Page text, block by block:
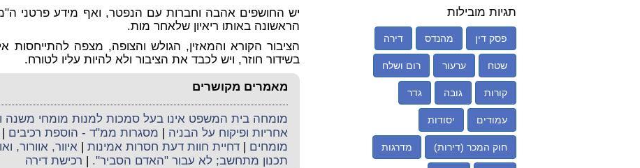
יש החושפים אהבה וחברות עם הנפטר, ואף מידע פרטני
הראשונה באותו ריאיון שלאחר מות.
הציבור הקורא והמאזין, הגולש והצופה, מצפה
בשידור חוזר, ויש לכבד את הציבור ולא להיות עליו לטורח.
מאמרים מקושרים
מומחה בית המשפט אינו בעל סמכות למנות מומחי משנה
אחריות ופיקוח על הבניה | מסגרות ממ"ד - הוספת רכיבים |
מומחים | דחיית חוות דעת חסרות אמינות | איוור, אוורור,
תכנון מתחשב; לא עבור "האדם הסביר". | רכישת דירה
תגיות מובילות
פסק דין מהנדס דירה
שטח ערעור רום ושלח
קורות גובה גדר
עמודים יסודות
חוק המכר (דירות) מדרגות